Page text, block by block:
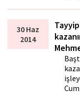
30 Haz
2014